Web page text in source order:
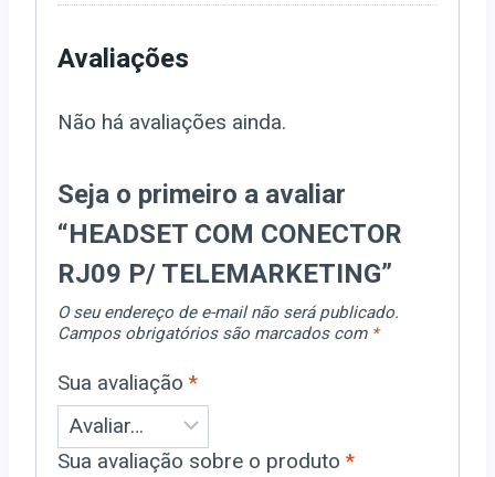
Avaliações
Não há avaliações ainda.
Seja o primeiro a avaliar
“HEADSET COM CONECTOR
RJ09 P/ TELEMARKETING”
O seu endereço de e-mail não será publicado.
Campos obrigatórios são marcados com *
Sua avaliação *
Sua avaliação sobre o produto *